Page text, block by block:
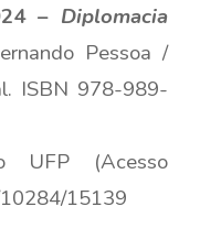
– Diplomacia
Pessoa /
ISBN 978-989-
UFP (Acesso
15139